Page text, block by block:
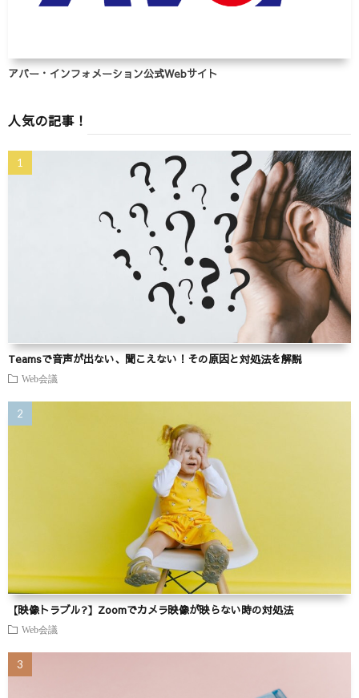
アバー・インフォメーション公式Webサイト
人気の記事！
Teamsで音声が出ない、聞こえない！その原因と対処法を解説
Web会議
【映像トラブル?】Zoomでカメラ映像が映らない時の対処法
Web会議